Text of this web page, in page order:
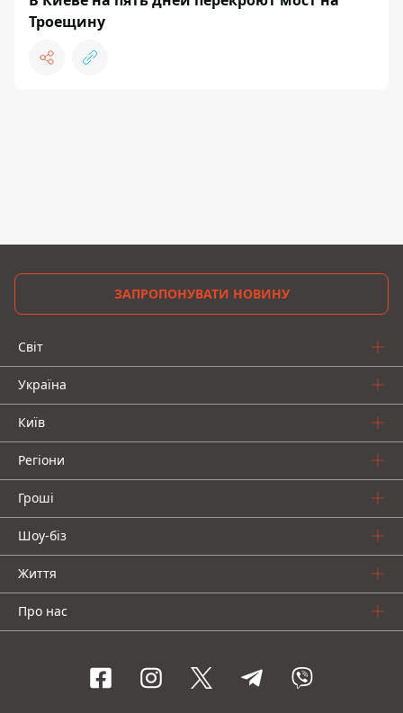
Троещину
ЗАПРОПОНУВАТИ НОВИНУ
Світ
Україна
Київ
Регіони
Гроші
Шоу-біз
Життя
Про нас